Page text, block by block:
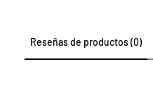
Reseñas de productos (0)